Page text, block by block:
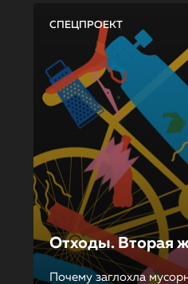
СПЕЦПРОЕКТ
Отходы. Вторая
Почему заглохла